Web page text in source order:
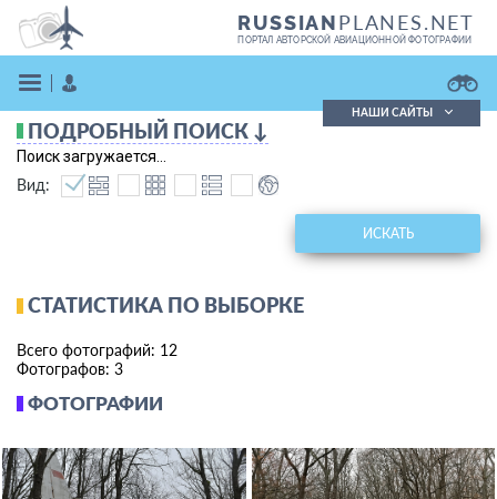
RUSSIANPLANES.NET
ПОРТАЛ АВТОРСКОЙ АВИАЦИОННОЙ ФОТОГРАФИИ
Поиск в реестре
Кратко
Подробно
НАШИ САЙТЫ
ФОТОГРАФИИ
ПОДРОБНЫЙ ПОИСК ↓
Поиск загружается...
Вид:
ИСКАТЬ
СТАТИСТИКА ПО ВЫБОРКЕ
Всего фотографий: 12
Фотографов: 3